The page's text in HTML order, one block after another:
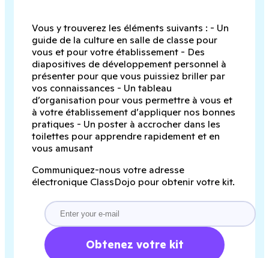
Vous y trouverez les éléments suivants : - Un
guide de la culture en salle de classe pour
vous et pour votre établissement - Des
diapositives de développement personnel à
présenter pour que vous puissiez briller par
vos connaissances - Un tableau
d’organisation pour vous permettre à vous et
à votre établissement d’appliquer nos bonnes
pratiques - Un poster à accrocher dans les
toilettes pour apprendre rapidement et en
vous amusant
Communiquez-nous votre adresse
électronique ClassDojo pour obtenir votre kit.
Obtenez votre kit